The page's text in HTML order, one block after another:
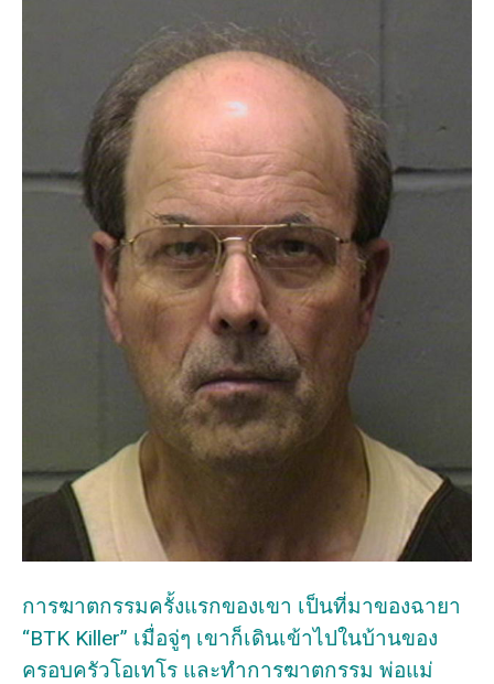
การฆาตกรรมครั้งแรกของเขา เป็นที่มาของฉายา
“BTK Killer” เมื่อจู่ๆ เขาก็เดินเข้าไปในบ้านของ
ครอบครัวโอเทโร และทำการฆาตกรรม พ่อแม่